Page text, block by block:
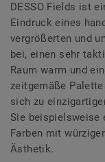
DESSO Fields ist
Eindruck eines
vergrößerten und
bei, einen sehr
Raum warm und
zeitgemäße
sich zu
Sie beispielsweise
Farben mit
Ästhetik.